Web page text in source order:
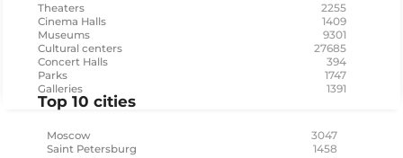
Theaters 2255
Cinema Halls 1409
Museums 9301
Cultural centers 27685
Concert Halls 394
Parks 1747
Galleries 1391
Top 10 cities
Moscow 3047
Saint Petersburg 1458